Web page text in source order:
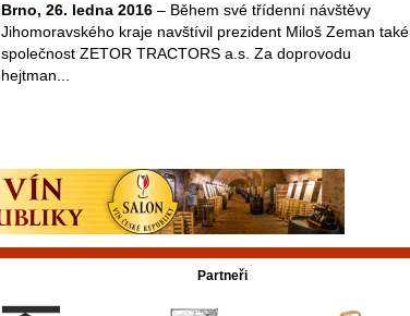
Brno, 26. ledna 2016 – Během své třídenní návštěvy
Jihomoravského kraje navštívil prezident Miloš Zeman také
společnost ZETOR TRACTORS a.s. Za doprovodu
hejtman...
Partneři